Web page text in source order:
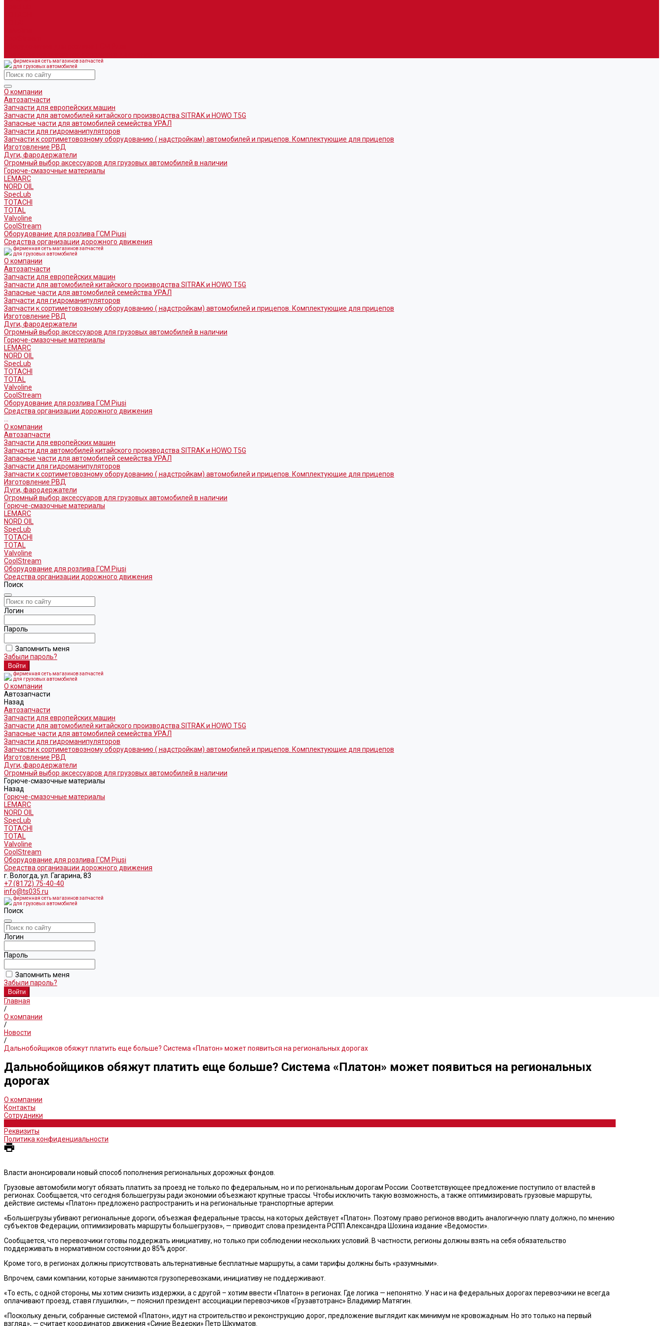
фирменная сеть магазинов запчастей
для грузовых автомобилей
О компании
Автозапчасти
Запчасти для европейских машин
Запчасти для автомобилей китайского производства SITRAK и HOWO T5G
Запасные части для автомобилей семейства УРАЛ
Запчасти для гидроманипуляторов
Запчасти к сортиметовозному оборудованию ( надстройкам) автомобилей и прицепов. Комплектующие для прицепов
Изготовление РВД
Дуги, фародержатели
Огромный выбор аксессуаров для грузовых автомобилей в наличии
Горюче-смазочные материалы
LEMARC
NORD OIL
SpecLub
TOTACHI
TOTAL
Valvoline
CoolStream
Оборудование для розлива ГСМ Piusi
Средства организации дорожного движения
фирменная сеть магазинов запчастей
для грузовых автомобилей
О компании
Автозапчасти
Запчасти для европейских машин
Запчасти для автомобилей китайского производства SITRAK и HOWO T5G
Запасные части для автомобилей семейства УРАЛ
Запчасти для гидроманипуляторов
Запчасти к сортиметовозному оборудованию ( надстройкам) автомобилей и прицепов. Комплектующие для прицепов
Изготовление РВД
Дуги, фародержатели
Огромный выбор аксессуаров для грузовых автомобилей в наличии
Горюче-смазочные материалы
LEMARC
NORD OIL
SpecLub
TOTACHI
TOTAL
Valvoline
CoolStream
Оборудование для розлива ГСМ Piusi
Средства организации дорожного движения
О компании
Автозапчасти
Запчасти для европейских машин
Запчасти для автомобилей китайского производства SITRAK и HOWO T5G
Запасные части для автомобилей семейства УРАЛ
Запчасти для гидроманипуляторов
Запчасти к сортиметовозному оборудованию ( надстройкам) автомобилей и прицепов. Комплектующие для прицепов
Изготовление РВД
Дуги, фародержатели
Огромный выбор аксессуаров для грузовых автомобилей в наличии
Горюче-смазочные материалы
LEMARC
NORD OIL
SpecLub
TOTACHI
TOTAL
Valvoline
CoolStream
Оборудование для розлива ГСМ Piusi
Средства организации дорожного движения
Поиск
Логин
Пароль
Запомнить меня
Забыли пароль?
фирменная сеть магазинов запчастей
для грузовых автомобилей
О компании
Автозапчасти
Назад
Автозапчасти
Запчасти для европейских машин
Запчасти для автомобилей китайского производства SITRAK и HOWO T5G
Запасные части для автомобилей семейства УРАЛ
Запчасти для гидроманипуляторов
Запчасти к сортиметовозному оборудованию ( надстройкам) автомобилей и прицепов. Комплектующие для прицепов
Изготовление РВД
Дуги, фародержатели
Огромный выбор аксессуаров для грузовых автомобилей в наличии
Горюче-смазочные материалы
Назад
Горюче-смазочные материалы
LEMARC
NORD OIL
SpecLub
TOTACHI
TOTAL
Valvoline
CoolStream
Оборудование для розлива ГСМ Piusi
Средства организации дорожного движения
г. Вологда, ул. Гагарина, 83
+7 (8172) 75-40-40
info@ts035.ru
фирменная сеть магазинов запчастей
для грузовых автомобилей
Поиск
Логин
Пароль
Запомнить меня
Забыли пароль?
Главная
/
О компании
/
Новости
/
Дальнобойщиков обяжут платить еще больше? Система «Платон» может появиться на региональных дорогах
Дальнобойщиков обяжут платить еще больше? Система «Платон» может появиться на региональных
дорогах
О компании
Контакты
Сотрудники
Реквизиты
Политика конфиденциальности
Власти анонсировали новый способ пополнения региональных дорожных фондов.
Грузовые автомобили могут обязать платить за проезд не только по федеральным, но и по региональным дорогам России. Соответствующее предложение поступило от властей в
регионах. Сообщается, что сегодня большегрузы ради экономии объезжают крупные трассы. Чтобы исключить такую возможность, а также оптимизировать грузовые маршруты,
действие системы «Платон» предложено распространить и на региональные транспортные артерии.
«Большегрузы убивают региональные дороги, объезжая федеральные трассы, на которых действует «Платон». Поэтому право регионов вводить аналогичную плату должно, по мнению
субъектов Федерации, оптимизировать маршруты большегрузов», — приводит слова президента РСПП Александра Шохина издание «Ведомости».
Сообщается, что перевозчики готовы поддержать инициативу, но только при соблюдении нескольких условий. В частности, регионы должны взять на себя обязательство
поддерживать в нормативном состоянии до 85% дорог.
Кроме того, в регионах должны присутствовать альтернативные бесплатные маршруты, а сами тарифы должны быть «разумными».
Впрочем, сами компании, которые занимаются грузоперевозками, инициативу не поддерживают.
«То есть, с одной стороны, мы хотим снизить издержки, а с другой – хотим ввести «Платон» в регионах. Где логика — непонятно. У нас и на федеральных дорогах перевозчики не всегда
оплачивают проезд, ставя глушилки», — пояснил президент ассоциации перевозчиков «Грузавтотранс» Владимир Матягин.
«Поскольку деньги, собранные системой «Платон», идут на строительство и реконструкцию дорог, предложение выглядит как минимум не кровожадным. Но это только на первый
взгляд», — считает координатор движения «Синие Ведерки» Петр Шкуматов.